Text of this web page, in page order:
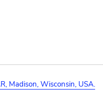
Madison, Wisconsin, USA.